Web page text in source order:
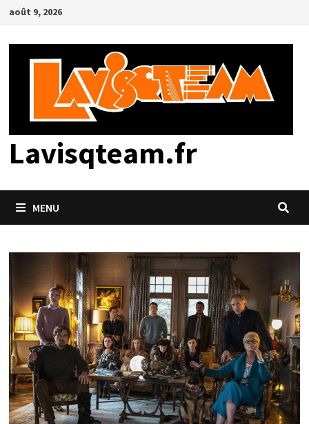
Passer
contenu
août 9, 2026
Lavisqteam.fr
MENU